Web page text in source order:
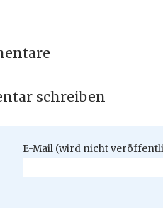
schreiben
Pflichtfeld
E-Mail (wird nicht